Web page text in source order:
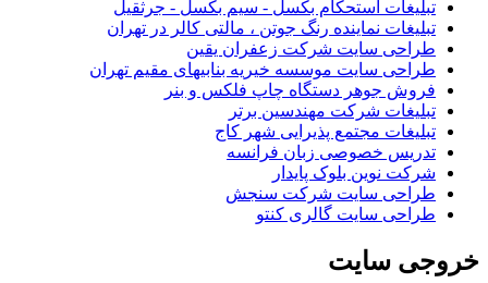
تبلیغات استحکام بکسل - سیم بکسل - جرثقیل
تبلیغات نماینده رنگ جوتن ، مالتی کالر در تهران
طراحی سایت شرکت زعفران یقین
طراحی سایت موسسه خیریه بنابیهای مقیم تهران
فروش جوهر دستگاه چاپ فلکس و بنر
تبلیغات شرکت مهندسین برتر
تبلیغات مجتمع پذیرایی شهر کاج
تدریس خصوصی زبان فرانسه
شرکت نوین بلوک پایدار
طراحی سایت شرکت سنجش
طراحی سایت گالری کنتو
خروجی سایت